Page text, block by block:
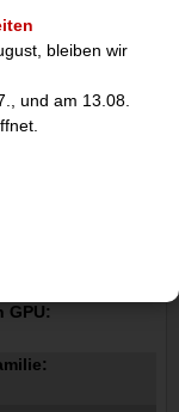
bleiben wir
und am 13.08.
GPU: